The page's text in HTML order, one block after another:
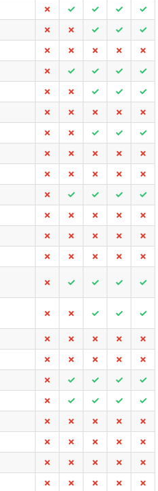
✗ ✓ ✓ ✓
✓
✗ ✗ ✓ ✓
✓
✗ ✗ ✗ ✗
✗
✗ ✓ ✓ ✓
✓
✗ ✗ ✓ ✓
✓
✗ ✗ ✗ ✗
✗
✗ ✗ ✓ ✓
✓
✗ ✗ ✗ ✗
✗
✗ ✗ ✗ ✗
✗
✗ ✓ ✓ ✓
✓
✗ ✗ ✗ ✗
✗
✗ ✗ ✗ ✗
✗
✗ ✗ ✗ ✗
✗
✗ ✓ ✓ ✓ ✓
✗ ✗ ✓ ✓ ✓
✗ ✗ ✗ ✗
✗
✗ ✗ ✗ ✗
✗
✗ ✓ ✓ ✓
✓
✗ ✓ ✓ ✓
✓
✗ ✗ ✗ ✗
✗
✗ ✗ ✗ ✗
✗
✗ ✗ ✗ ✗
✗
✗ ✗ ✗ ✗
✗